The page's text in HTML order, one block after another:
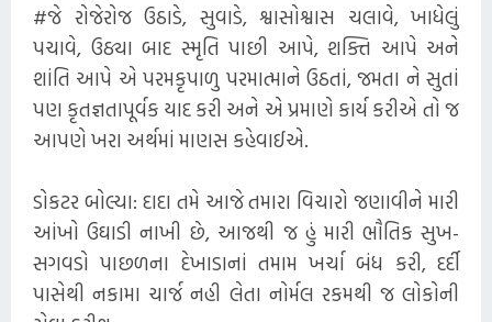
#જે રોજેરોજ ઉઠાડે, સુવાડે, શ્વાસોશ્વાસ ચલાવે, ખાધેલું
પચાવે, ઉઠ્યા બાદ સ્મૃતિ પાછી આપે, શક્તિ આપે અને
શાંતિ આપે એ પરમકૃપાળુ પરમાત્માને ઉઠતાં, જમતા ને સુતાં
પણ કૃતજ્ઞતાપૂર્વક યાદ કરી અને એ પ્રમાણે કાર્ય કરીએ તો જ
આપણે ખરા અર્થમાં માણસ કહેવાઈએ.
ડોકટર બોલ્યા: દાદા તમે આજે તમારા વિચારો જણાવીને મારી
આંખો ઉઘાડી નાખી છે, આજથી જ હું મારી ભૌતિક સુખ-
સગવડો પાછળના દેખાડાનાં તમામ ખર્ચા બંધ કરી, દર્દી
પાસેથી નકામા ચાર્જ નહી લેતા નોર્મલ રકમથી જ લોકોની